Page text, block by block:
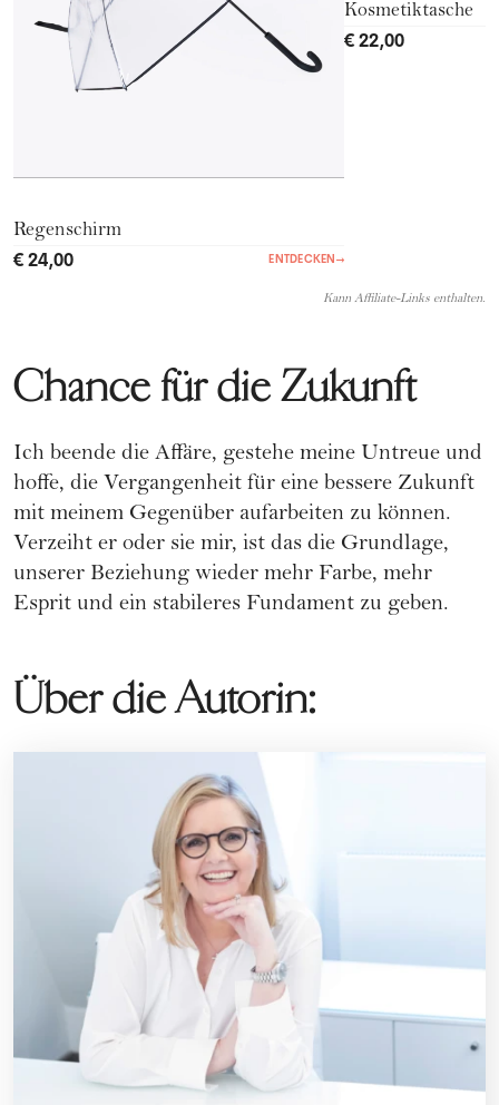
Regenschirm
€ 24,00 ENTDECKEN →
Kosmetiktasche
€ 22,00
Kann Affiliate-Links enthalten.
Chance für die Zukunft
Ich beende die Affäre, gestehe meine Untreue und
hoffe, die Vergangenheit für eine bessere Zukunft
mit meinem Gegenüber aufarbeiten zu können.
Verzeiht er oder sie mir, ist das die Grundlage,
unserer Beziehung wieder mehr Farbe, mehr
Esprit und ein stabileres Fundament zu geben.
Über die Autorin: